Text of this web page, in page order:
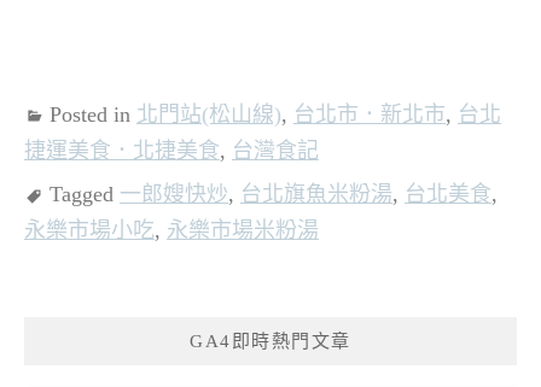
Posted in 北門站(松山線), 台北市．新北市, 台北
捷運美食．北捷美食, 台灣食記
Tagged 一郎嫂快炒, 台北旗魚米粉湯, 台北美食,
永樂市場小吃, 永樂市場米粉湯
GA4即時熱門文章